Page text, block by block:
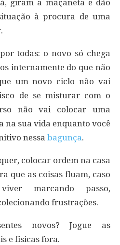
giram a maçaneta e dão
à procura de uma
todas: o novo só chega
internamente do que não
um novo ciclo não vai
de se misturar com o
não vai colocar uma
na sua vida enquanto você
nessa bagunça.
colocar ordem na casa
que as coisas fluam, caso
marcando passo,
frustrações.
novos? Jogue as
e físicas fora.